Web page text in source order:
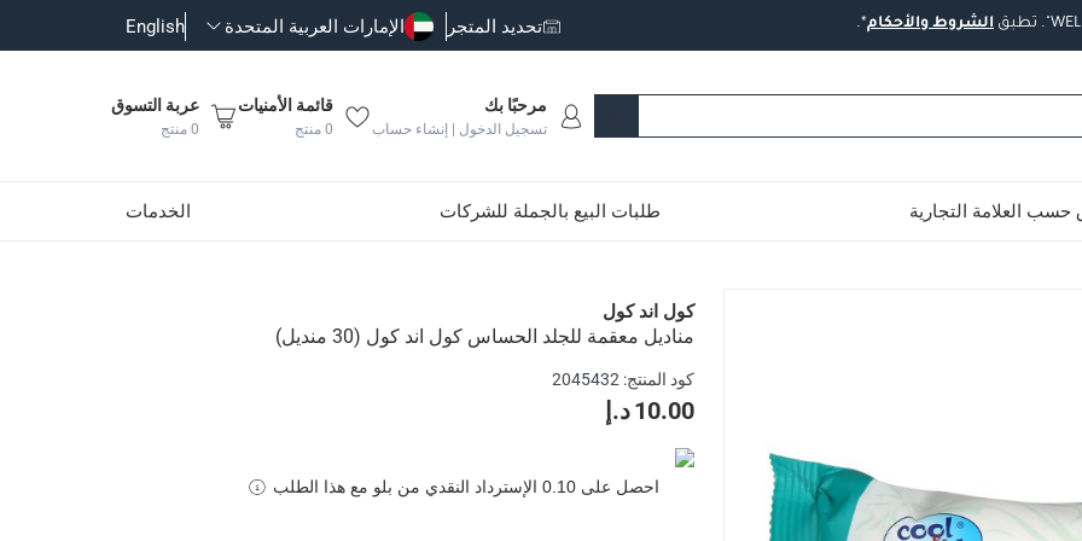
تطبق الشروط والأحكام*. تحديد المتجر الإمارات العربية المتحدة English
مرحبًا بك
تسجيل الدخول | إنشاء حساب
قائمة الأمنيات
0 منتج
عربة التسوق
0 منتج
العلامة التجارية طلبات البيع بالجملة للشركات الخدمات
كول اند كول (30 منديل)
الصابون أو الماء من خلال استخدام المناديل المعقمة للجلد الحساس من كول اند كول
وما إلى ذلك.
كول اند كول
مناديل معقمة للجلد الحساس كول اند كول (30 منديل)
كود المنتج:
2045432
10.00 د.إ
احصل على 0.10 الإسترداد النقدي من بلو مع هذا الطلب